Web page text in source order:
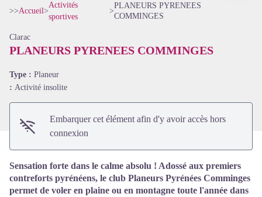
>>Accueil>
Activités
sportives
>
PLANEURS PYRENEES
COMMINGES
Clarac
PLANEURS PYRENEES COMMINGES
Type : Planeur
: Activité insolite
Embarquer cet élément afin d'y avoir accès hors
connexion
Sensation forte dans le calme absolu ! Adossé aux premiers
contreforts pyrénéens, le club Planeurs Pyrénées Comminges
permet de voler en plaine ou en montagne toute l'année dans